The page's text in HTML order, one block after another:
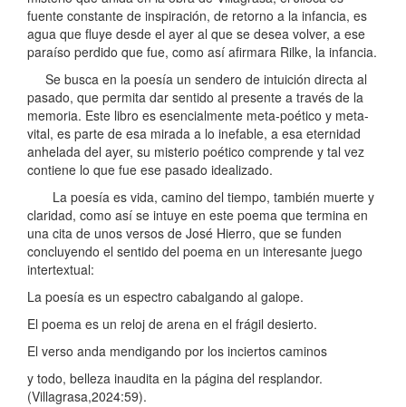
fuente constante de inspiración, de retorno a la infancia, es
agua que fluye desde el ayer al que se desea volver, a ese
paraíso perdido que fue, como así afirmara Rilke, la infancia.
Se busca en la poesía un sendero de intuición directa al
pasado, que permita dar sentido al presente a través de la
memoria. Este libro es esencialmente meta-poético y meta-
vital, es parte de esa mirada a lo inefable, a esa eternidad
anhelada del ayer, su misterio poético comprende y tal vez
contiene lo que fue ese pasado idealizado.
La poesía es vida, camino del tiempo, también muerte y
claridad, como así se intuye en este poema que termina en
una cita de unos versos de José Hierro, que se funden
concluyendo el sentido del poema en un interesante juego
intertextual:
La poesía es un espectro cabalgando al galope.
El poema es un reloj de arena en el frágil desierto.
El verso anda mendigando por los inciertos caminos
y todo, belleza inaudita en la página del resplandor.
(Villagrasa,2024:59).